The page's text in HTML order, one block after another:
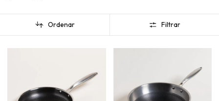
Ordenar Filtrar